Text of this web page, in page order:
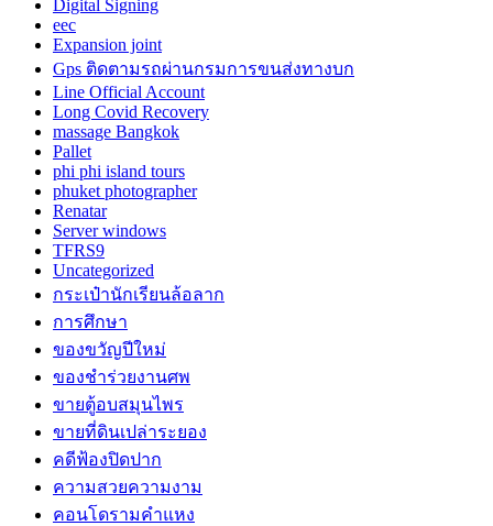
Digital Signing
eec
Expansion joint
Gps ติดตามรถผ่านกรมการขนส่งทางบก
Line Official Account
Long Covid Recovery
massage Bangkok
Pallet
phi phi island tours
phuket photographer
Renatar
Server windows
TFRS9
Uncategorized
กระเป๋านักเรียนล้อลาก
การศึกษา
ของขวัญปีใหม่
ของชำร่วยงานศพ
ขายตู้อบสมุนไพร
ขายที่ดินเปล่าระยอง
คดีฟ้องปิดปาก
ความสวยความงาม
คอนโดรามคำแหง